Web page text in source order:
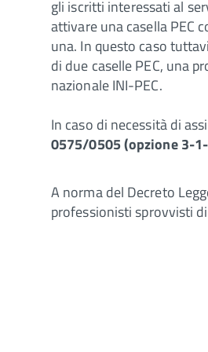
gli iscritti interessati al
attivare una casella PEC
una. In questo caso
di due caselle PEC, una
nazionale INI-PEC.
In caso di necessità di
0575/0505 (opzione 3-
A norma del Decreto
professionisti sprovvisti